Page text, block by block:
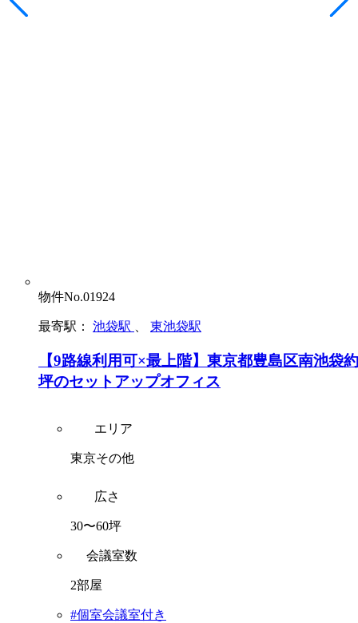
物件No.01924
最寄駅： 池袋駅 東池袋駅
【9路線利用可×最上階】東京都豊島区南池袋
坪のセットアップオフィス
エリア
東京その他
広さ
30〜60坪
会議室数
2部屋
#個室会議室付き